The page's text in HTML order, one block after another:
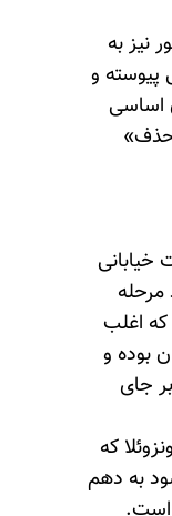
نیز به
و
اساسی
مرحله
اغلب
بوده و
بر جای
که
به دهم